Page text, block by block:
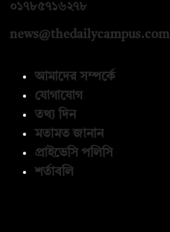
০১৭৮৫৭১৬২৭৮
news@thedailycampus.com
আমাদের সম্পর্কে
যোগাযোগ
তথ্য দিন
মতামত জানান
প্রাইভেসি পলিসি
শর্তাবলি